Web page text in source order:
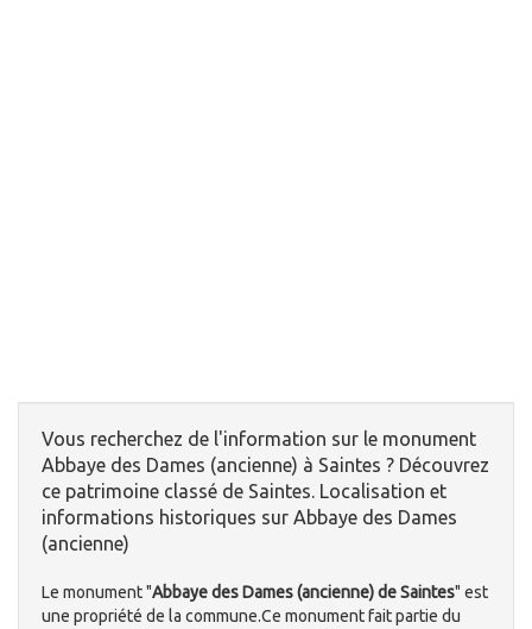
Vous recherchez de l'information sur le monument
Abbaye des Dames (ancienne) à Saintes ? Découvrez
ce patrimoine classé de Saintes. Localisation et
informations historiques sur Abbaye des Dames
(ancienne)
Le monument "Abbaye des Dames (ancienne) de Saintes" est
une propriété de la commune.Ce monument fait partie du